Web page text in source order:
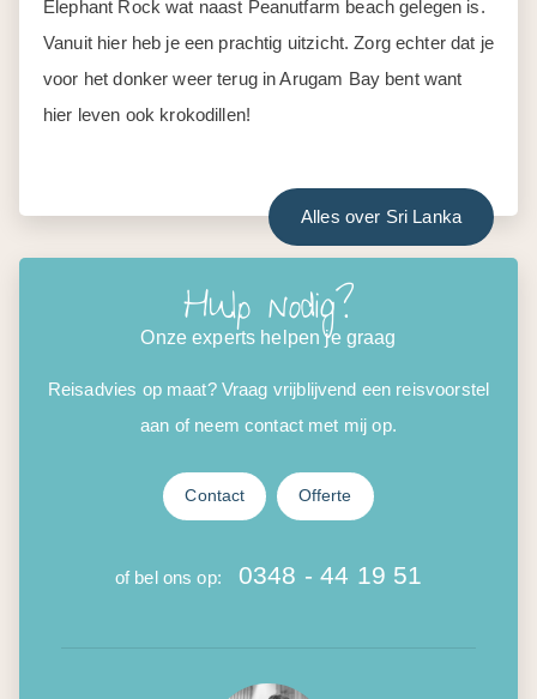
Elephant Rock wat naast Peanutfarm beach gelegen is.
Vanuit hier heb je een prachtig uitzicht. Zorg echter dat je
voor het donker weer terug in Arugam Bay bent want
hier leven ook krokodillen!
Alles over Sri Lanka
Hulp nodig?
Onze experts helpen je graag
Reisadvies op maat? Vraag vrijblijvend een reisvoorstel
aan of neem contact met mij op.
Contact Offerte
of bel ons op: 0348 - 44 19 51